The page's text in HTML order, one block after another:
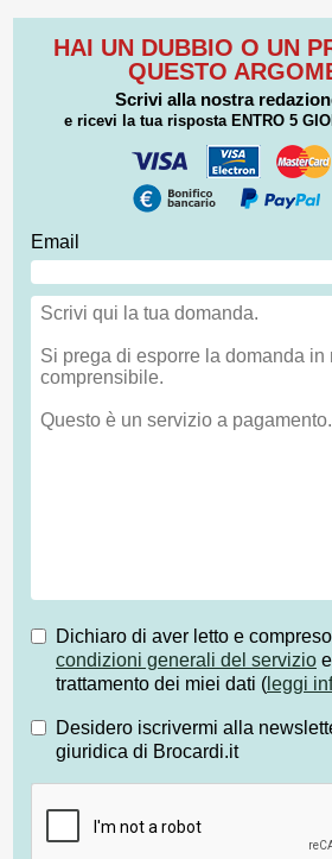
HAI UN DUBBIO O UN
QUESTO
Scrivi alla nostra
e ricevi la tua risposta ENTRO 5
Email
Dichiaro di aver letto e
condizioni generali del servizio
trattamento dei miei dati ( leggi
Desidero iscrivermi alla
giuridica di Brocardi.it